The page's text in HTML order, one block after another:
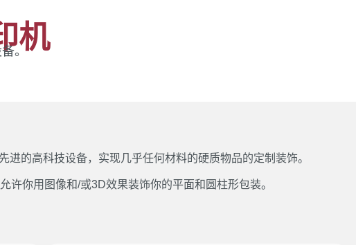
机
。
的高科技设备，实现几乎任何材料的硬质物品的定制装饰。
你用图像和/或3D效果装饰你的平面和圆柱形包装。